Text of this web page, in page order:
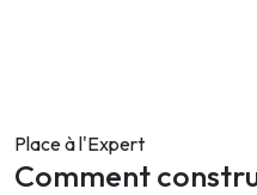
Place à l'Expert
Comment